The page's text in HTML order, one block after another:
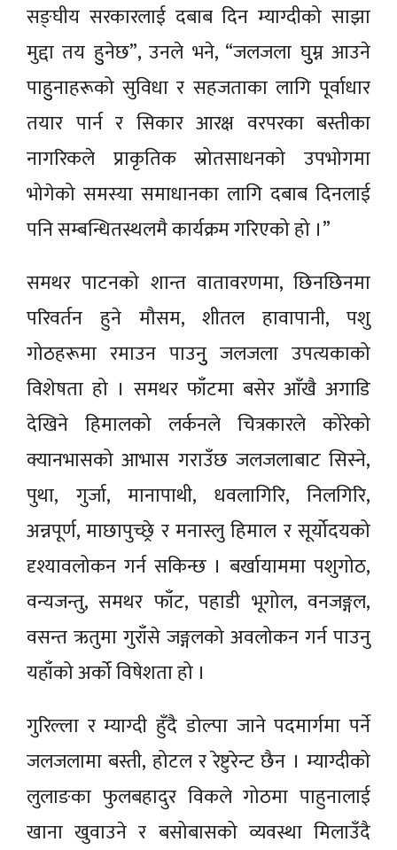
सङ्घीय सरकारलाई दबाब दिन म्याग्दीको साझा
मुद्दा तय हुुनेछ”, उनले भने, “जलजला घुुम्न आउने
पाहुुनाहरूको सुविधा र सहजताका लागि पूर्वाधार
तयार पार्न र सिकार आरक्ष वरपरका बस्तीका
नागरिकले प्राकृतिक स्रोतसाधनको उपभोगमा
भोगेको समस्या समाधानका लागि दबाब दिनलाई
पनि सम्बन्धितस्थलमै कार्यक्रम गरिएको हो ।”
समथर पाटनको शान्त वातावरणमा, छिनछिनमा
परिवर्तन हुने मौसम, शीतल हावापानी, पशु
गोठहरूमा रमाउन पाउनुु जलजला उपत्यकाको
विशेषता हो । समथर फाँटमा बसेर आँखै अगाडि
देखिने हिमालको लर्कनले चित्रकारले कोरेको
क्यानभासको आभास गराउँछ जलजलाबाट सिस्ने,
पुथा, गुर्जा, मानापाथी, धवलागिरि, निलगिरि,
अन्नपूर्ण, माछापुच्छ्रे र मनास्लु हिमाल र सूर्योदयको
दृश्यावलोकन गर्न सकिन्छ । बर्खायाममा पशुगोठ,
वन्यजन्तु, समथर फाँट, पहाडी भूगोल, वनजङ्गल,
वसन्त ऋतुमा गुराँसे जङ्गलको अवलोकन गर्न पाउनु
यहाँको अर्को विषेशता हो ।
गुरिल्ला र म्याग्दी हुँदै डोल्पा जाने पदमार्गमा पर्ने
जलजलामा बस्ती, होटल र रेष्टुरेन्ट छैन । म्याग्दीको
लुलाङका फुलबहादुर विकले गोठमा पाहुनालाई
खाना खुवाउने र बसोबासको व्यवस्था मिलाउँदै